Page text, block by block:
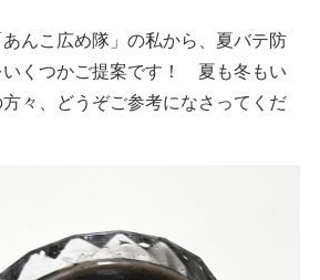
んこ広め隊」の私から、夏バテ防
くつかご提案です！ 夏も冬もい
々、どうぞご参考になさってくだ